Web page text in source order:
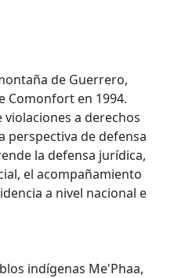
de Guerrero,
Comonfort en 1994.
violaciones a derechos
perspectiva de defensa
la defensa jurídica,
el acompañamiento
a nivel nacional e
indígenas Me'Phaa,